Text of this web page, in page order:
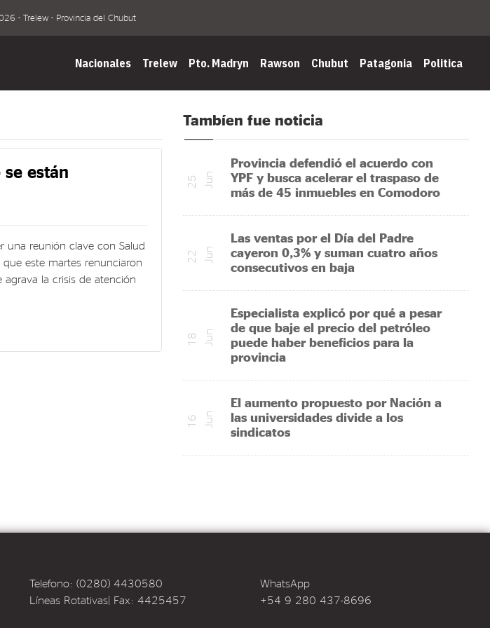
- Trelew - Provincia del Chubut
Nacionales Trelew Pto. Madryn Rawson Chubut Patagonia Politica
están
una reunión clave con Salud
este martes renunciaron
la crisis de atención
Tambíen fue noticia
Provincia defendió el acuerdo con
YPF y busca acelerar el traspaso de
más de 45 inmuebles en Comodoro
2
5
J
u n
Las ventas por el Día del Padre
cayeron 0,3% y suman cuatro años
consecutivos en baja
2
2
J
u n
Especialista explicó por qué a pesar
de que baje el precio del petróleo
puede haber beneficios para la
provincia
1
8
J
u n
El aumento propuesto por Nación a
las universidades divide a los
sindicatos
1
6
J
u n
Telefono: (0280) 4430580
Líneas Rotativas| Fax: 4425457
WhatsApp
+54 9 280 437-8696